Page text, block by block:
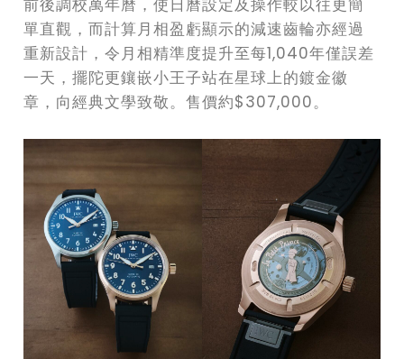
前後調校萬年曆，使日曆設定及操作較以往更簡
單直觀，而計算月相盈虧顯示的減速齒輪亦經過
重新設計，令月相精準度提升至每1,040年僅誤差
一天，擺陀更鑲嵌小王子站在星球上的鍍金徽
章，向經典文學致敬。售價約$307,000。